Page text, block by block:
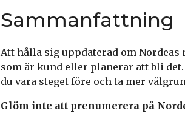
Sammanfattning
Att hålla sig uppdaterad om
som är kund eller planerar att bli
du vara steget före och ta mer
Glöm inte att prenumerera på